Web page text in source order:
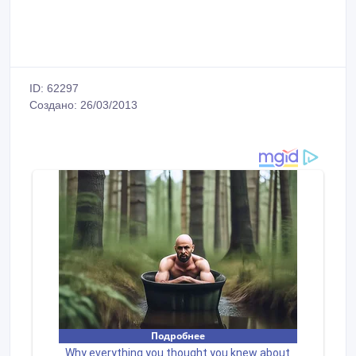
ID: 62297
Создано: 26/03/2013